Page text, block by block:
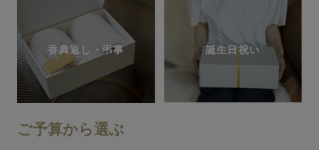
香典返し・弔事 誕生日祝い
ご予算から選ぶ